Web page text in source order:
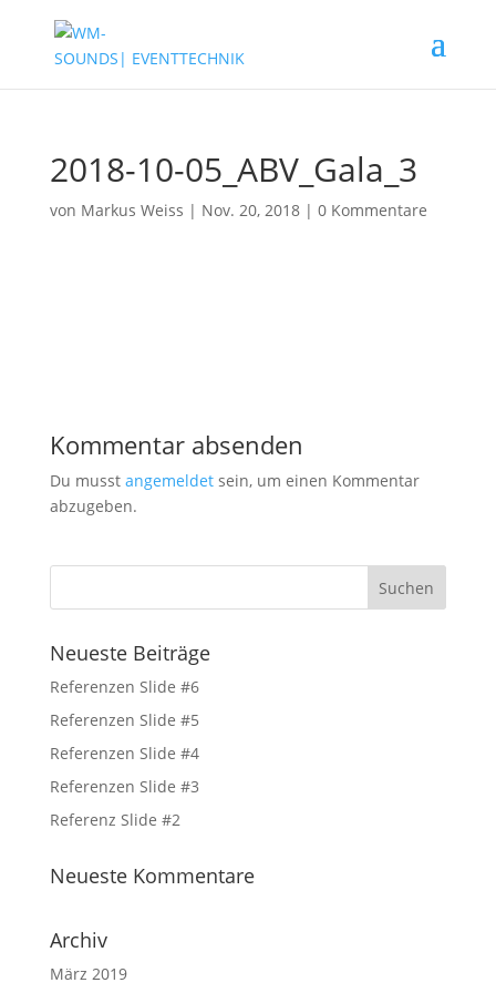
2018-10-05_ABV_Gala_3
von Markus Weiss | Nov. 20, 2018| 0 Kommentare
Kommentar absenden
Du musst angemeldetsein, um einen Kommentar
abzugeben.
Neueste Beiträge
Referenzen Slide #6
Referenzen Slide #5
Referenzen Slide #4
Referenzen Slide #3
Referenz Slide #2
Neueste Kommentare
Archiv
März 2019